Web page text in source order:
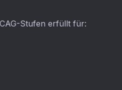
Stufen erfüllt für: